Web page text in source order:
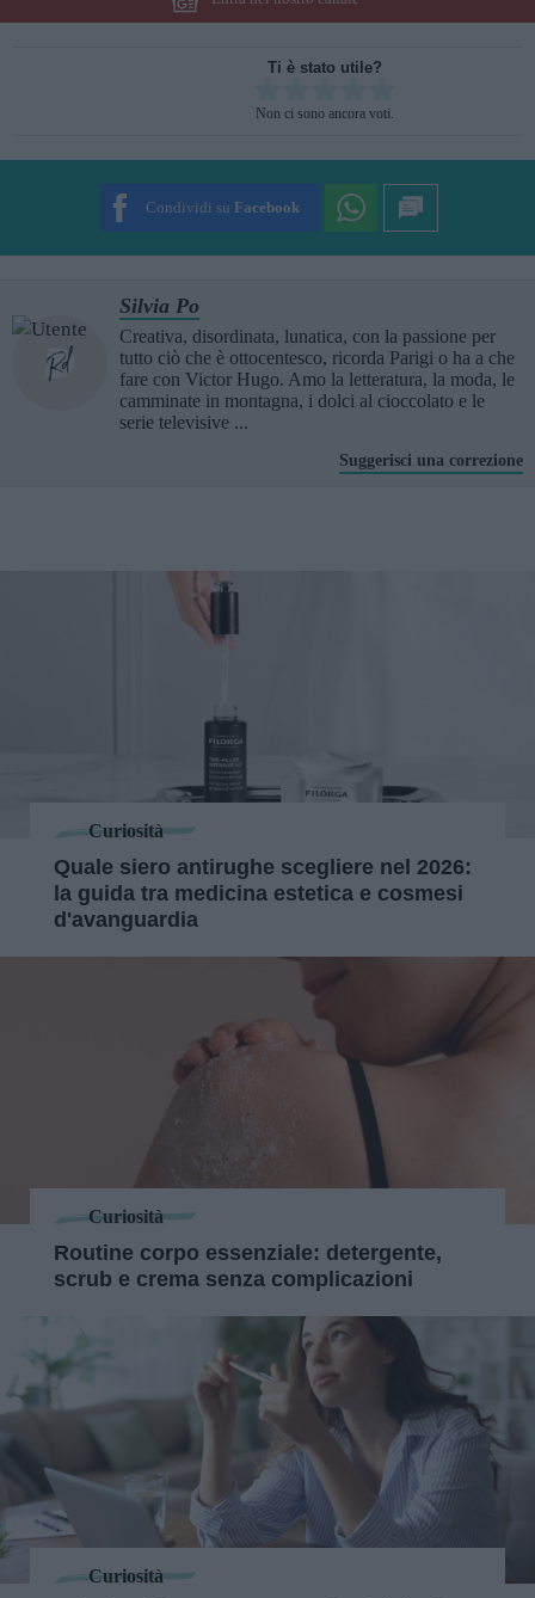
Ti è stato utile?
Non ci sono ancora voti.
Condividi su Facebook
Silvia Po
Creativa, disordinata, lunatica, con la passione per
tutto ciò che è ottocentesco, ricorda Parigi o ha a che
fare con Victor Hugo. Amo la letteratura, la moda, le
camminate in montagna, i dolci al cioccolato e le
serie televisive ...
Suggerisci una correzione
Curiosità
Quale siero antirughe scegliere nel 2026:
la guida tra medicina estetica e cosmesi
d'avanguardia
Curiosità
Routine corpo essenziale: detergente,
scrub e crema senza complicazioni
Curiosità